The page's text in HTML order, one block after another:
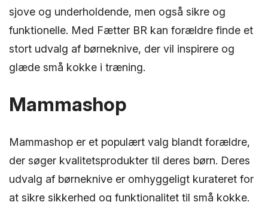
sjove og underholdende, men også sikre og
funktionelle. Med Fætter BR kan forældre finde et
stort udvalg af børneknive, der vil inspirere og
glæde små kokke i træning.
Mammashop
Mammashop er et populært valg blandt forældre,
der søger kvalitetsprodukter til deres børn. Deres
udvalg af børneknive er omhyggeligt kurateret for
at sikre sikkerhed og funktionalitet til små kokke.